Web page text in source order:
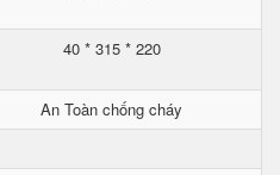
40 * 315 * 220
An Toàn chống cháy